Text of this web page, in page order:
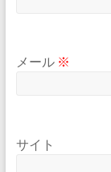
メール ※
サイト